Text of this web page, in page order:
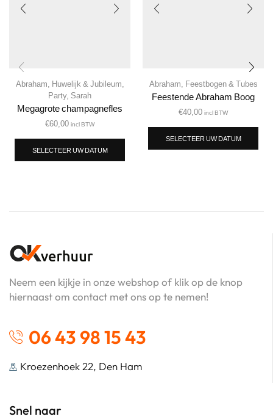
Abraham, Huwelijk & Jubileum,
Party, Sarah
Megagrote champagnefles
€60,00 incl BTW
SELECTEER UW DATUM
Abraham, Feestbogen & Tubes
Feestende Abraham Boog
€40,00 incl BTW
SELECTEER UW DATUM
Neem een kijkje in onze webshop of klik op de knop
hiernaast om contact met ons op te nemen!
06 43 98 15 43
Kroezenhoek 22, Den Ham
Snel naar